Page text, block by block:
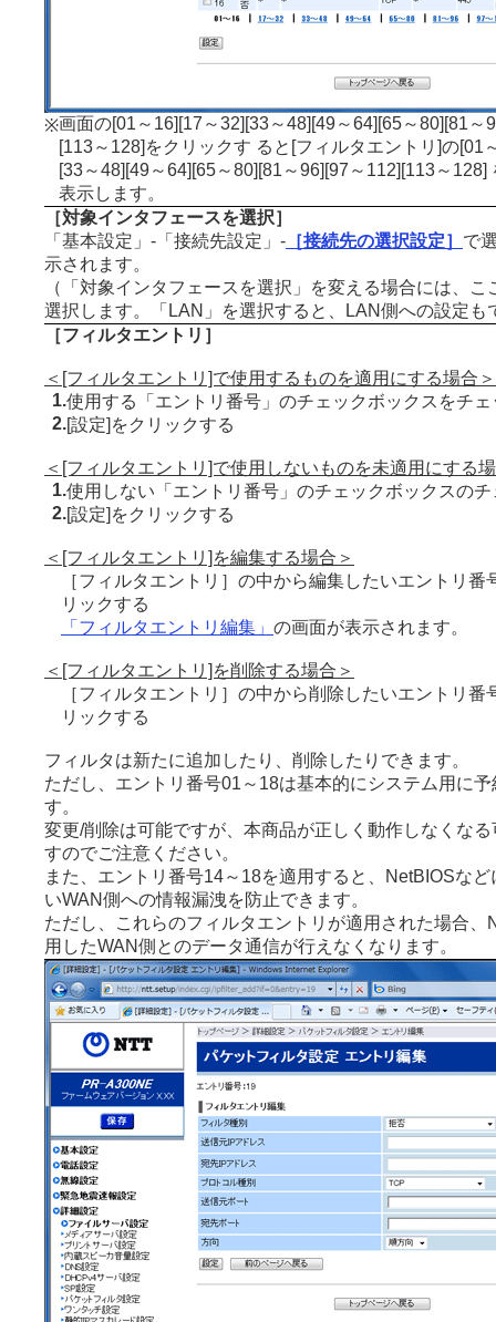
※画面の[01～16][17～32][33～48][49～64][65～80][81～
[113～128]をクリックす ると[フィルタエントリ]の[01
[33～48][49～64][65～80][81～96][97～112][113～128]
表示します。
［対象インタフェースを選択］
「基本設定」-「接続先設定」- ［接続先の選択設定］ で
示されます。
（「対象インタフェースを選択」を変える場合には、こ
選択します。「LAN」を選択すると、LAN側への設定も
［フィルタエントリ］
＜[フィルタエントリ]で使用するものを適用にする場合＞
1.使用する「エントリ番号」のチェックボックスをチェ
2. [設定]をクリックする
＜[フィルタエントリ]で使用しないものを未適用にする
1.使用しない「エントリ番号」のチェックボックスの
2. [設定]をクリックする
＜[フィルタエントリ]を編集する場合＞
［フィルタエントリ］の中から編集したいエントリ番
リックする
「フィルタエントリ編集」 の画面が表示されます。
＜[フィルタエントリ]を削除する場合＞
［フィルタエントリ］の中から削除したいエントリ番
リックする
フィルタは新たに追加したり、削除したりできます。
ただし、エントリ番号01～18は基本的にシステム用に
す。
変更/削除は可能ですが、本商品が正しく動作しなくな
すのでご注意ください。
また、エントリ番号14～18を適用すると、NetBIOSな
いWAN側への情報漏洩を防止できます。
ただし、これらのフィルタエントリが適用された場合、
用したWAN側とのデータ通信が行えなくなります。